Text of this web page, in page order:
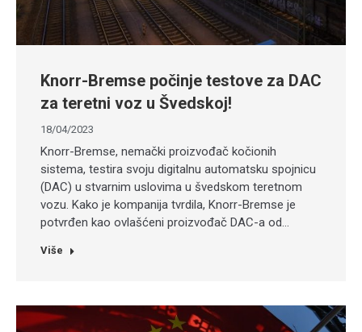
Knorr-Bremse počinje testove za DAC
za teretni voz u Švedskoj!
18/04/2023
Knorr-Bremse, nemački proizvođač kočionih
sistema, testira svoju digitalnu automatsku spojnicu
(DAC) u stvarnim uslovima u švedskom teretnom
vozu. Kako je kompanija tvrdila, Knorr-Bremse je
potvrđen kao ovlašćeni proizvođač DAC-a od…
Više